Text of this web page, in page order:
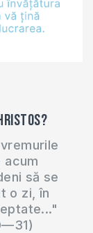
acum
să se
o zi, în